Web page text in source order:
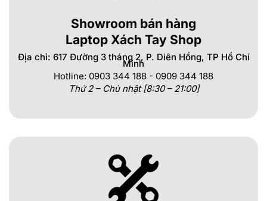
Showroom bán hàng
Laptop Xách Tay Shop
Địa chỉ: 617 Đường 3 tháng 2, P. Diên Hồng, TP Hồ Chí
Minh
Hotline: 0903 344 188 - 0909 344 188
Thứ 2 – Chủ nhật [8:30 – 21:00]